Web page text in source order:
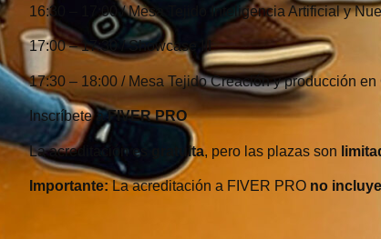
16:30 – 17:00 / Mesa Tejido Inteligencia Artificial y
17:00 – 17:30 / Showcase III
17:30 – 18:00 / Mesa Tejido Creación y producción
Inscríbete aFIVER PRO
La acreditación es gratuita, pero las plazas son
Importante: La acreditación a FIVER PRO no